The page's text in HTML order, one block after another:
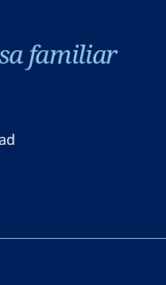
familiar